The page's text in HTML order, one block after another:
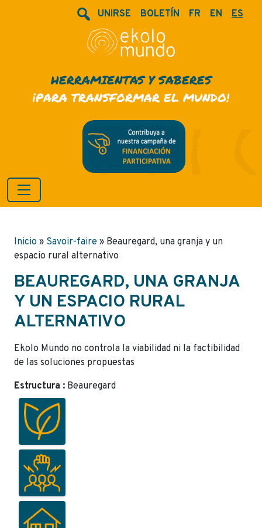
UNIRSE BOLETÍN FR EN ES
HERRAMIENTAS Y SABERES
¡PARA TRANSFORMAR EL MUNDO!
Inicio » Savoir-faire » Beauregard, una granja y un
espacio rural alternativo
BEAUREGARD, UNA GRANJA
Y UN ESPACIO RURAL
ALTERNATIVO
Ekolo Mundo no controla la viabilidad ni la factibilidad
de las soluciones propuestas
Estructura : Beauregard